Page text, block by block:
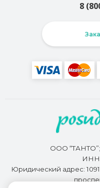
8
ООО “ТАНТО”;
ИНН
Юридический адрес: